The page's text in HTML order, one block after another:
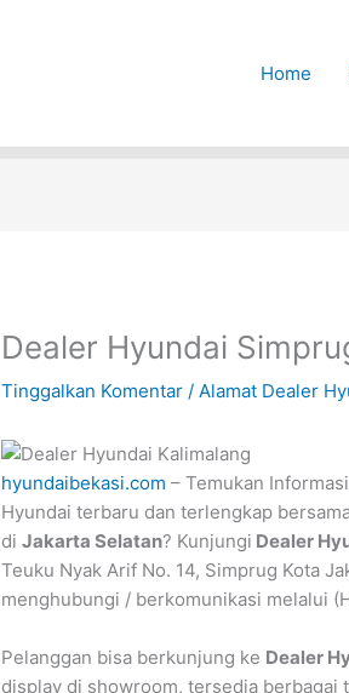
Home
Dealer Hyundai
Tinggalkan Komentar /Alamat Dealer
hyundaibekasi.com– Temukan
Hyundai terbaru dan terlengkap
diJakarta Selatan? Kunjungi Dealer
Teuku Nyak Arif No. 14, Simprug Kota
menghubungi / berkomunikasi melalui
Pelanggan bisa berkunjung ke Dealer
display di showroom, tersedia berbagai